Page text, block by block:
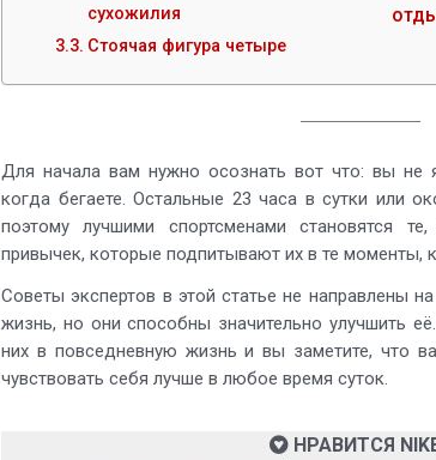
сухожилия
Стоячая фигура четыре
Для начала вам нужно осознать вот что: вы не
когда бегаете. Остальные 23 часа в сутки или
поэтому лучшими спортсменами становятся
привычек, которые подпитывают их в те моменты,
Советы экспертов в этой статье не направлены
жизнь, но они способны значительно улучшить
них в повседневную жизнь и вы заметите, что
чувствовать себя лучше в любое время суток.
НРАВИТСЯ